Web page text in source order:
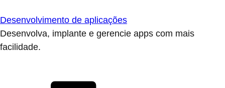
Desenvolvimento de aplicações
Desenvolva, implante e gerencie apps com mais
facilidade.